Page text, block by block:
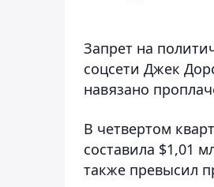
Запрет на
соцсети Джек
навязано
В четвертом
составила $1,01
также превысил